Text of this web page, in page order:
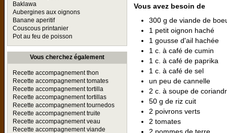
Baklawa
Aubergines aux oignons
Banane aperitif
Couscous printanier
Pot au feu de poisson
Vous cherchez également
Recette accompagnement thon
Recette accompagnement tomates
Recette accompagnement tortilla
Recette accompagnement tortillas
Recette accompagnement tournedos
Recette accompagnement truite
Recette accompagnement veau
Recette accompagnement viande
Vous avez besoin de
300 g de viande de
1 petit oignon haché
1 gousse d'ail hachée
1 c. à café de cumin
1 c. à café de paprika
1 c. à café de sel
un peu de cannelle
2 c. à soupe de
50 g de riz cuit
2 poivrons verts
2 tomates
2 pommes de terre